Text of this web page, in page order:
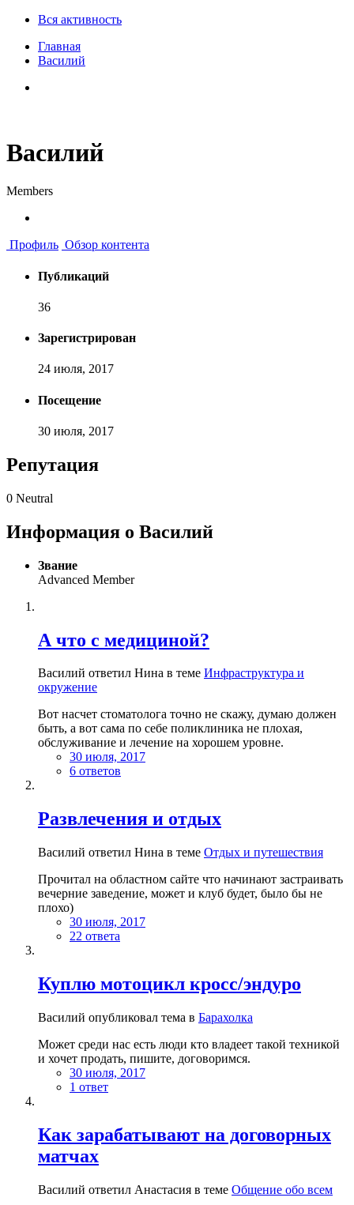
Вся активность
Главная
Василий
Василий
Members
Профиль Обзор контента
Публикаций
36
Зарегистрирован
24 июля, 2017
Посещение
30 июля, 2017
Репутация
0 Neutral
Информация о Василий
Звание
Advanced Member
А что с медициной?
Василий ответил Нина в теме Инфраструктура и
окружение
Вот насчет стоматолога точно не скажу, думаю должен
быть, а вот сама по себе поликлиника не плохая,
обслуживание и лечение на хорошем уровне.
30 июля, 2017
6 ответов
Развлечения и отдых
Василий ответил Нина в теме Отдых и путешествия
Прочитал на областном сайте что начинают застраивать
вечерние заведение, может и клуб будет, было бы не
плохо)
30 июля, 2017
22 ответа
Куплю мотоцикл кросс/эндуро
Василий опубликовал тема в Барахолка
Может среди нас есть люди кто владеет такой техникой
и хочет продать, пишите, договоримся.
30 июля, 2017
1 ответ
Как зарабатывают на договорных
матчах
Василий ответил Анастасия в теме Общение обо всем